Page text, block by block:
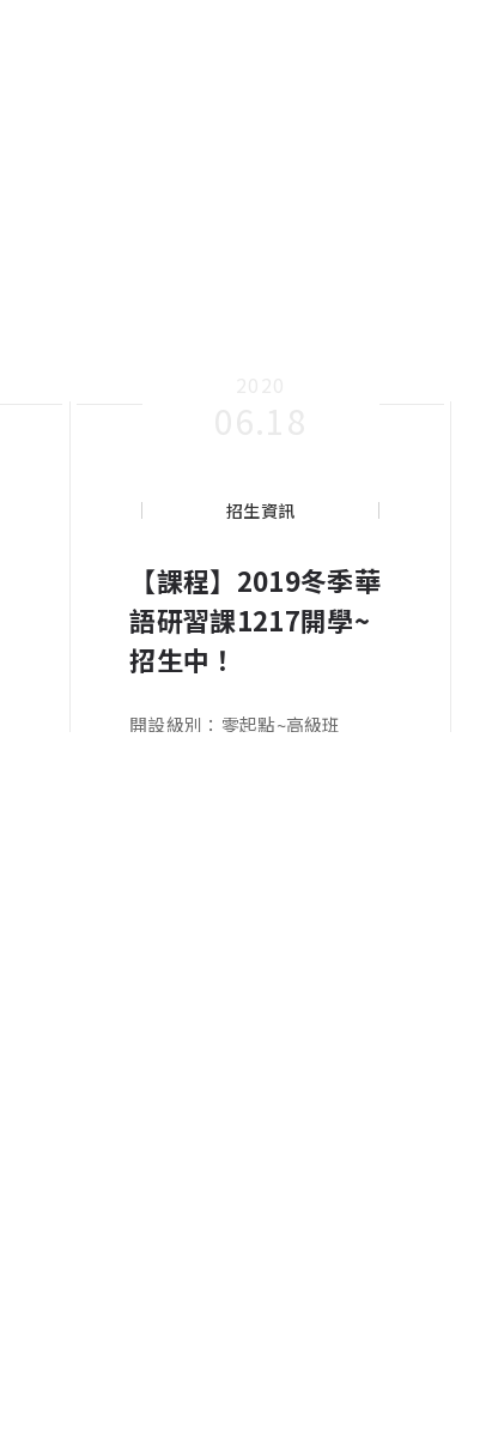
招生資訊
【課程】2019冬季華
語研習課1217開學~
招生中！
開設級別：零起點~高級班